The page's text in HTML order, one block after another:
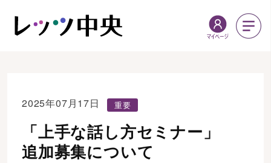
2025年07月17日 重要
「上手な話し方セミナー」
追加募集について